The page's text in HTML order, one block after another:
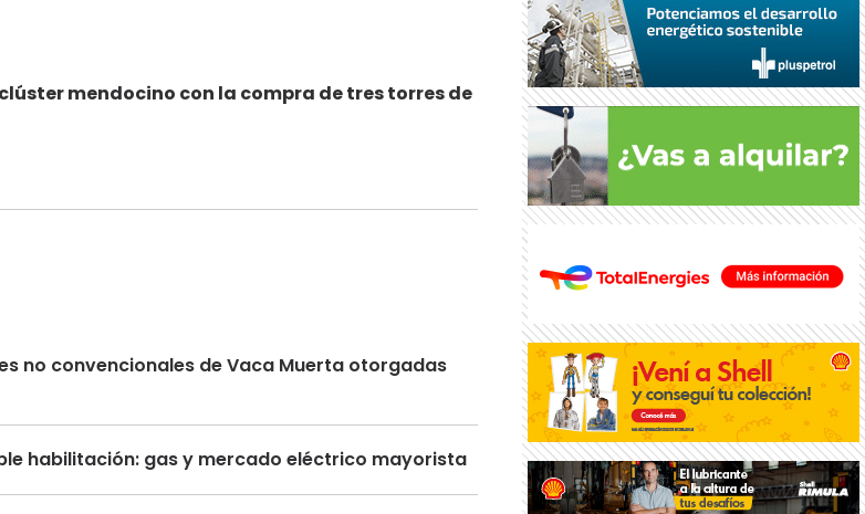
mendocino con la compra de tres torres de
no convencionales de Vaca Muerta otorgadas
habilitación: gas y mercado eléctrico mayorista